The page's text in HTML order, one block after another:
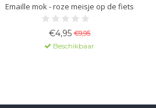
Emaille mok - roze meisje op de fiets
€4,95 €9,95
Beschikbaar